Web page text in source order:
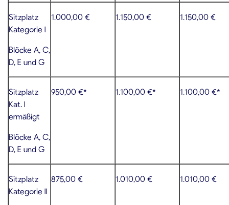
Sitzplatz
Kategorie I
Blöcke A, C,
D, E und G
1.000,00 € 1.150,00 € 1.150,00 €
Sitzplatz
Kat. I
ermäßigt
Blöcke A, C,
D, E und G
950,00 €* 1.100,00 €* 1.100,00 €*
Sitzplatz
Kategorie II
875,00 € 1.010,00 € 1.010,00 €